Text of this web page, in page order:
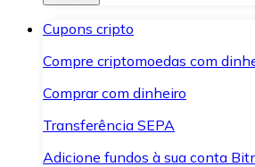
Cupons cripto
Compre criptomoedas com
Comprar com dinheiro
Transferência SEPA
Adicione fundos à sua conta